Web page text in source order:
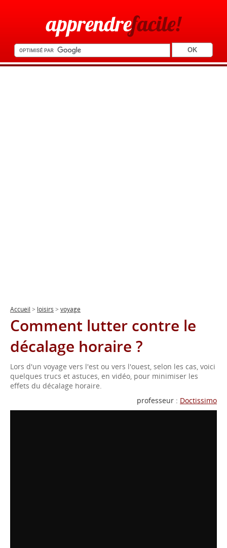
apprendrefacile!
Accueil > loisirs > voyage
Comment lutter contre le
décalage horaire ?
Lors d'un voyage vers l'est ou vers l'ouest, selon les cas, voici
quelques trucs et astuces, en vidéo, pour minimiser les
effets du décalage horaire.
professeur : Doctissimo